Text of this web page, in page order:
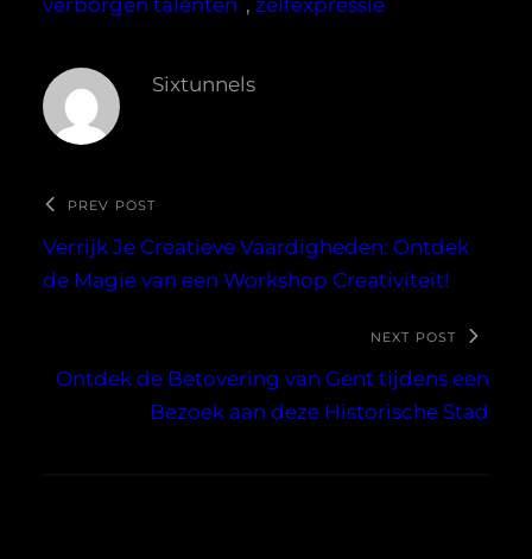
Sixtunnels
PREV POST
Verrijk Je Creatieve Vaardigheden: Ontdek
de Magie van een Workshop Creativiteit!
NEXT POST
Ontdek de Betovering van Gent tijdens een
Bezoek aan deze Historische Stad